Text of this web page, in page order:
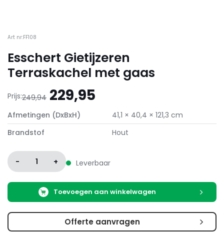
Art nr:FF108
Esschert Gietijzeren
Terraskachel met gaas
Prijs:249,94 Oorspronkelijke
prijs
was:
229,95
prijs
is:
229,95.
Afmetingen (DxBxH)
41,1 × 40,4 × 121,3 cm
Brandstof
Hout
- 1 + Leverbaar
Toevoegen aan winkelwagen
Offerte aanvragen